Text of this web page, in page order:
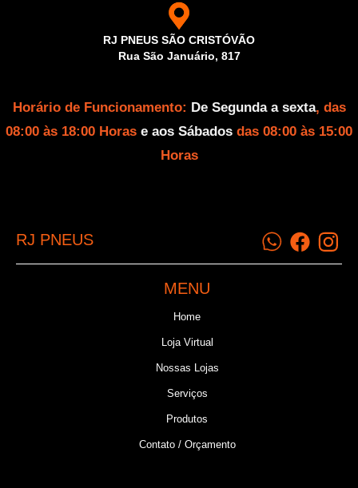
RJ PNEUS SÃO CRISTÓVÃO
Rua São Januário, 817
Horário de Funcionamento: De Segunda a sexta, das
08:00 às 18:00 Horas e aos Sábados das 08:00 às 15:00
Horas
RJ PNEUS
MENU
Home
Loja Virtual
Nossas Lojas
Serviços
Produtos
Contato / Orçamento